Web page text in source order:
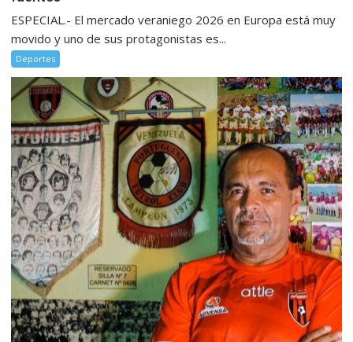
ESPECIAL.- El mercado veraniego 2026 en Europa está muy
movido y uno de sus protagonistas es...
Deportes